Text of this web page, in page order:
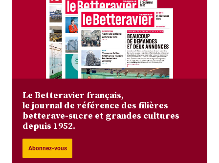
Le Betteravier français,
le journal de référence des filières
betterave-sucre et grandes cultures
depuis 1952.
Abonnez-vous